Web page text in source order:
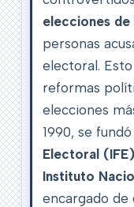
elecciones de
personas
electoral.
reformas
elecciones
1990, se
Electoral (IFE)
Instituto
encargado de